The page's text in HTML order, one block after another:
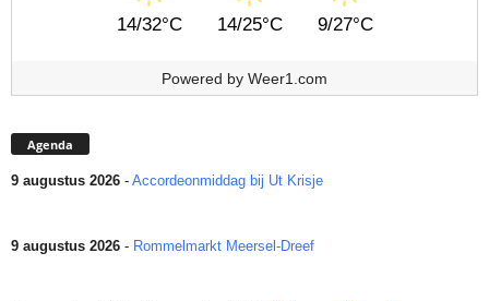
14/32°C 14/25°C 9/27°C
Powered by Weer1.com
Agenda
9 augustus 2026 - Accordeonmiddag bij Ut Krisje
9 augustus 2026 - Rommelmarkt Meersel-Dreef